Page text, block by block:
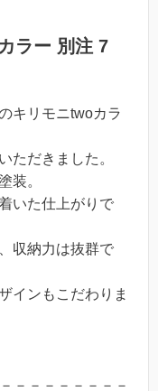
ラー 別注 7
キリモニtwoカラ
ただきました。
装。
いた仕上がりで
収納力は抜群で
インもこだわりま
－－－－－－－－